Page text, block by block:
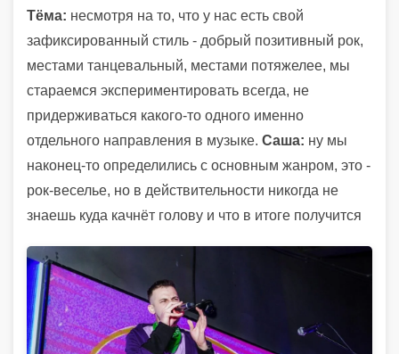
Тёма: несмотря на то, что у нас есть свой
зафиксированный стиль - добрый позитивный рок,
местами танцевальный, местами потяжелее, мы
стараемся экспериментировать всегда, не
придерживаться какого-то одного именно
отдельного направления в музыке. Саша: ну мы
наконец-то определились с основным жанром, это -
рок-веселье, но в действительности никогда не
знаешь куда качнёт голову и что в итоге получится